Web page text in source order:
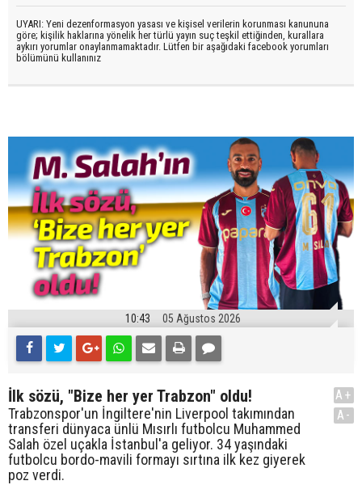
UYARI: Yeni dezenformasyon yasası ve kişisel verilerin korunması kanununa
göre; kişilik haklarına yönelik her türlü yayın suç teşkil ettiğinden, kurallara
aykırı yorumlar onaylanmamaktadır. Lütfen bir aşağıdaki facebook yorumları
bölümünü kullanınız
10:43 05 Ağustos 2026
İlk sözü, "Bize her yer Trabzon" oldu!
Trabzonspor'un İngiltere'nin Liverpool takımından
transferi dünyaca ünlü Mısırlı futbolcu Muhammed
Salah özel uçakla İstanbul'a geliyor. 34 yaşındaki
futbolcu bordo-mavili formayı sırtına ilk kez giyerek
poz verdi.
A+
A-